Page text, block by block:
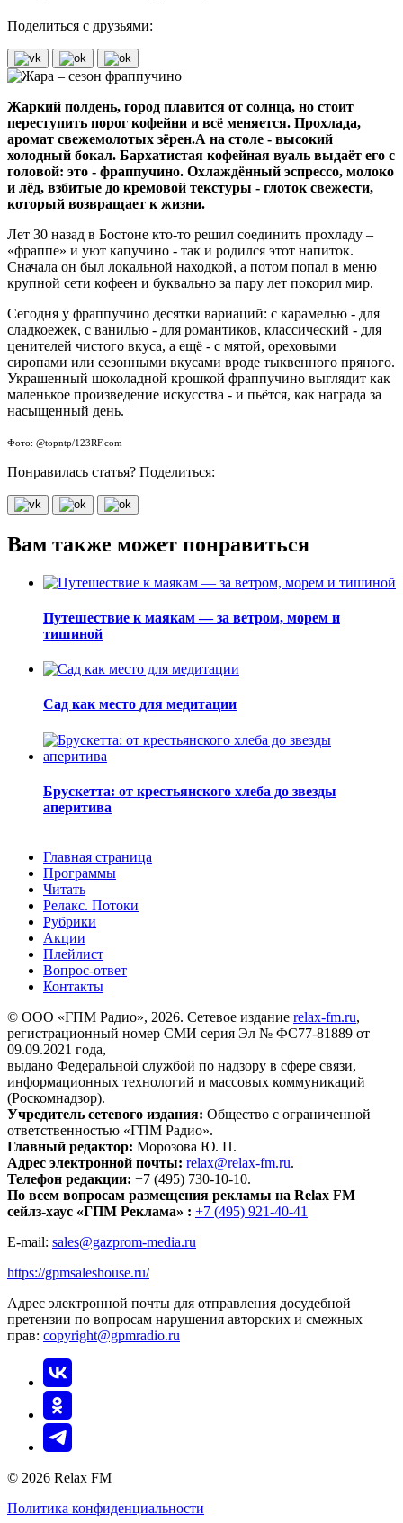
Поделиться с друзьями:
Жаркий полдень, город плавится от солнца, но стоит
переступить порог кофейни и всё меняется. Прохлада,
аромат свежемолотых зёрен.А на столе - высокий
холодный бокал. Бархатистая кофейная вуаль выдаёт его с
головой: это - фраппучино. Охлаждённый эспрессо, молоко
и лёд, взбитые до кремовой текстуры - глоток свежести,
который возвращает к жизни.
Лет 30 назад в Бостоне кто‑то решил соединить прохладу –
«фраппе» и уют капучино - так и родился этот напиток.
Сначала он был локальной находкой, а потом попал в меню
крупной сети кофеен и буквально за пару лет покорил мир.
Сегодня у фраппучино десятки вариаций: с карамелью - для
сладкоежек, с ванилью - для романтиков, классический - для
ценителей чистого вкуса, а ещё - с мятой, ореховыми
сиропами или сезонными вкусами вроде тыквенного пряного.
Украшенный шоколадной крошкой фраппучино выглядит как
маленькое произведение искусства - и пьётся, как награда за
насыщенный день.
Фото: @topntp/123RF.com
Понравилась статья? Поделиться:
Вам также может понравиться
Путешествие к маякам — за ветром, морем и
тишиной
Сад как место для медитации
Брускетта: от крестьянского хлеба до звезды
аперитива
Главная страница
Программы
Читать
Релакс. Потоки
Рубрики
Акции
Плейлист
Вопрос-ответ
Контакты
© ООО «ГПМ Радио», 2026. Сетевое издание relax-fm.ru,
регистрационный номер СМИ серия Эл № ФС77-81889 от
09.09.2021 года,
выдано Федеральной службой по надзору в сфере связи,
информационных технологий и массовых коммуникаций
(Роскомнадзор).
Учредитель сетевого издания: Общество с ограниченной
ответственностью «ГПМ Радио».
Главный редактор: Морозова Ю. П.
Адрес электронной почты: relax@relax-fm.ru.
Телефон редакции: +7 (495) 730-10-10.
По всем вопросам размещения рекламы на Relax FM
сейлз-хаус «ГПМ Реклама» : +7 (495) 921-40-41
E-mail: sales@gazprom-media.ru
https://gpmsaleshouse.ru/
Адрес электронной почты для отправления досудебной
претензии по вопросам нарушения авторских и смежных
прав: copyright@gpmradio.ru
© 2026 Relax FM
Политика конфиденциальности